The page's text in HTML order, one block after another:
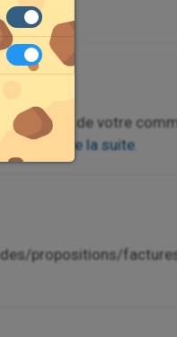
de votre
!
Lire la suite.
propositions/